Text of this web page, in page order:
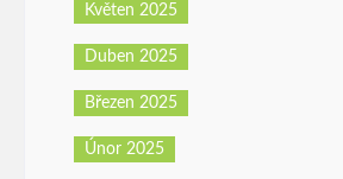
Květen 2025
Duben 2025
Březen 2025
Únor 2025